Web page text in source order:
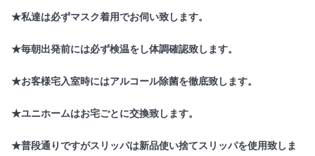
★私達は必ずマスク着用でお伺い致します。
★毎朝出発前には必ず検温をし体調確認致します。
★お客様宅入室時にはアルコール除菌を徹底致します。
★ユニホームはお宅ごとに交換致します。
★普段通りですがスリッパは新品使い捨てスリッパを使用致しま